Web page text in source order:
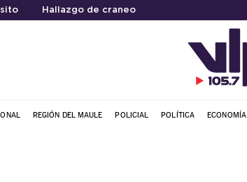
Hallazgo de craneo
REGIÓN DEL MAULE POLICIAL POLÍTICA ECONOMÍA